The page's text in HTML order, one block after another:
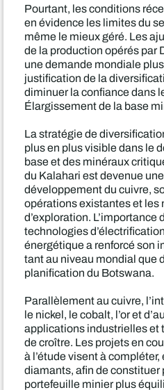
Pourtant, les conditions
en évidence les limites du
même le mieux géré. Les
de la production opérés par
une demande mondiale
justification de la
diminuer la confiance dans
Élargissement de la base
La stratégie de
plus en plus visible dans le
base et des minéraux
du Kalahari est devenue
développement du cuivre,
opérations existantes et
d’exploration. L’importance
technologies
énergétique a renforcé son
tant au niveau mondial que
planification du Botswana.
Parallèlement au cuivre,
le nickel, le cobalt, l’or et
applications industrielles et
de croître. Les projets en
à l’étude visent à
diamants, afin de
portefeuille minier plus